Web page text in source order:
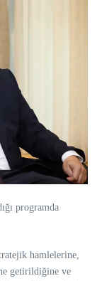
programda
hamlelerine,
getirildiğine ve